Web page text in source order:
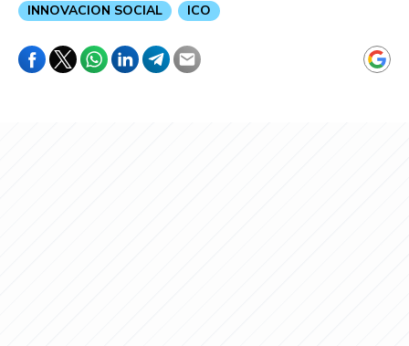
INNOVACION SOCIAL
ICO